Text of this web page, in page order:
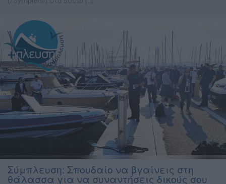
Σύμπλευση: Σπουδαίο να βγαίνεις στη
θάλασσα για να συναντήσεις δικούς σου